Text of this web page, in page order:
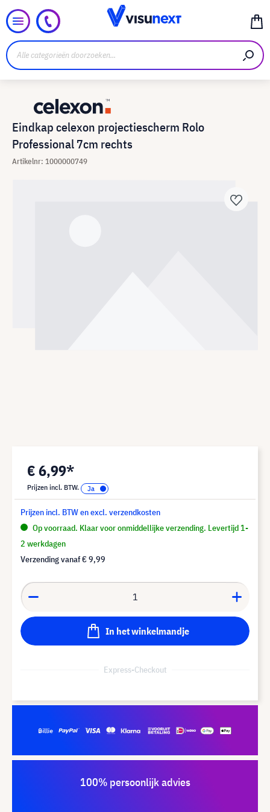
Eindkap celexon projectiescherm Rolo
Professional 7cm rechts
Artikelnr: 1000000749
€ 6,99*
Prijzen incl. BTW.
Prijzen incl. BTW en excl. verzendkosten
Op voorraad. Klaar voor onmiddellijke verzending. Levertijd 1-
2 werkdagen
Verzending vanaf€ 9,99
In het winkelmandje
Express-Checkout
100% persoonlijk advies